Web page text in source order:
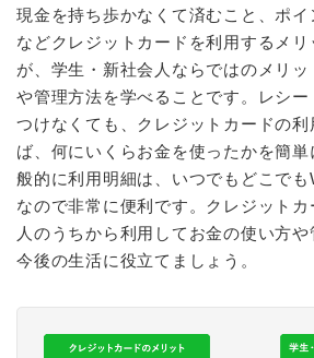
現金を持ち歩かなくて済むこと、ポイ
などクレジットカードを利用するメ
が、学生・新社会人ならではのメリ
や管理方法を学べることです。レシ
つけなくても、クレジットカードの
ば、何にいくらお金を使ったかを簡
般的に利用明細は、いつでもどこで
なので非常に便利です。クレジット
人のうちから利用してお金の使い方や
今後の生活に役立てましょう。